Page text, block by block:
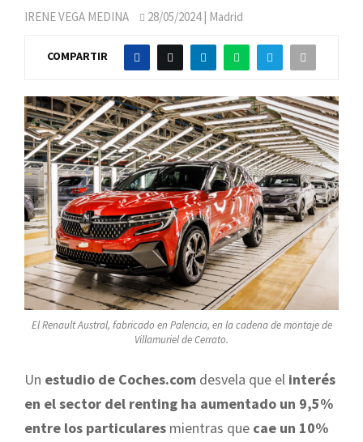
IRENE VEGA MEDINA 28/05/2024| Madrid
COMPARTIR
El Renault Austral, fabricado en Palencia, en la cadena de montaje de
Villamuriel de Cerrato.
Un estudio de Coches.com desvela que el interés
en el sector del renting ha aumentado un 9,5%
entre los particulares mientras que cae un 10%